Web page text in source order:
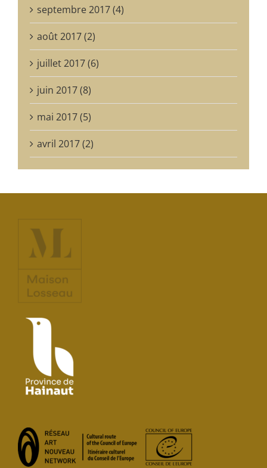
septembre 2017 (4)
août 2017 (2)
juillet 2017 (6)
juin 2017 (8)
mai 2017 (5)
avril 2017 (2)